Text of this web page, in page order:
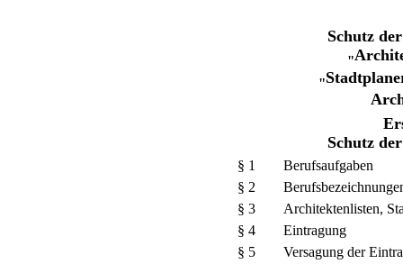
Schutz
"
"
Schutz
§ 1
Berufsaufgaben
§ 2
§ 3
Architektenlisten,
§ 4
Eintragung
§ 5
Versagung der